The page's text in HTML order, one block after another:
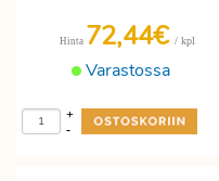
Varastossa
Hinta 72,44€ / kpl
-
+